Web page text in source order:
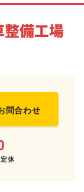
問合わせ
休